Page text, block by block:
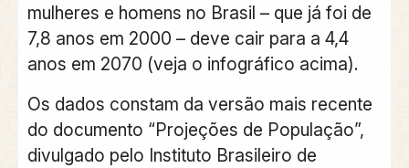
mulheres e homens no Brasil – que já foi de
7,8 anos em 2000 – deve cair para a 4,4
anos em 2070 (veja o infográfico acima).
Os dados constam da versão mais recente
do documento “Projeções de População”,
divulgado pelo Instituto Brasileiro de